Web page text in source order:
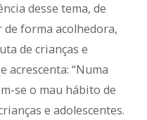
desse tema, de
forma acolhedora,
de crianças e
acrescenta: “Numa
se o mau hábito de
e adolescentes.